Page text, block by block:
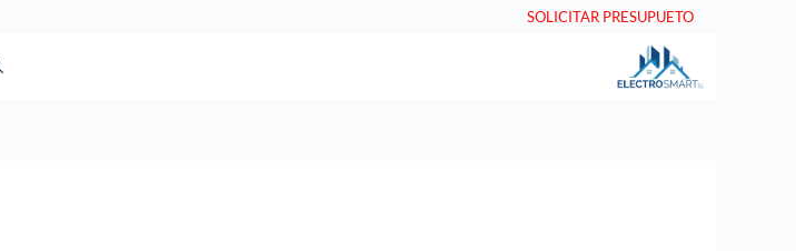
SOLICITAR PRESUPUETO